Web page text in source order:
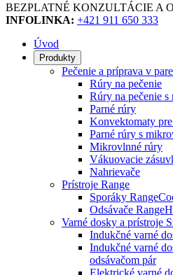
BEZPLATNÉ KONZULTÁCIE A
INFOLINKA: +421 911 650 333
Úvod
Produkty
Pečenie a príprava v pare
Rúry na pečenie
Rúry na pečenie
Parné rúry
Konvektomaty
Parné rúry s
Mikrovlnné rúry
Vákuovacie
Nahrievače
Prístroje Range
Sporáky
Odsávače
Varné dosky a prístroje
Indukčné varné
Indukčné varné
odsávačom pár
Elektrické varné